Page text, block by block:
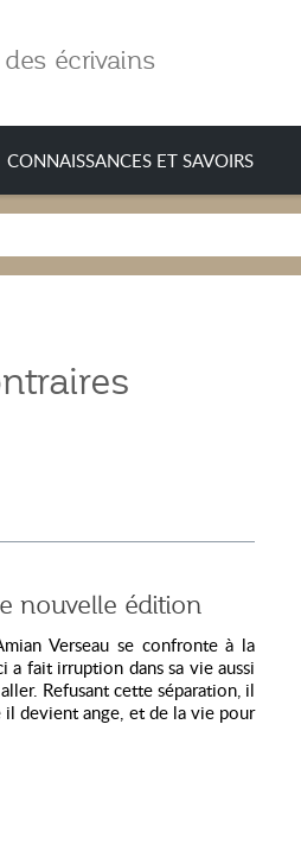
écrivains
CONNAISSANCES ET SAVOIRS
nouvelle édition
Verseau se confronte à la
a fait irruption dans sa vie aussi
Refusant cette séparation, il
devient ange, et de la vie pour